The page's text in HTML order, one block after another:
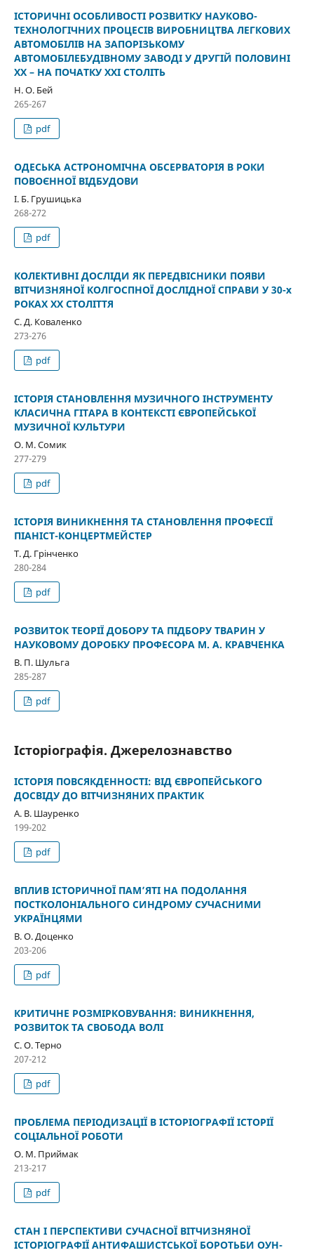
ІСТОРИЧНІ ОСОБЛИВОСТІ РОЗВИТКУ НАУКОВО-
ТЕХНОЛОГІЧНИХ ПРОЦЕСІВ ВИРОБНИЦТВА ЛЕГКОВИХ
АВТОМОБІЛІВ НА ЗАПОРІЗЬКОМУ
АВТОМОБІЛЕБУДІВНОМУ ЗАВОДІ У ДРУГІЙ ПОЛОВИНІ
ХХ – НА ПОЧАТКУ ХХІ СТОЛІТЬ
Н. О. Бей
265-267
pdf
ОДЕСЬКА АСТРОНОМІЧНА ОБСЕРВАТОРІЯ В РОКИ
ПОВОЄННОЇ ВІДБУДОВИ
І. Б. Грушицька
268-272
pdf
КОЛЕКТИВНІ ДОСЛІДИ ЯК ПЕРЕДВІСНИКИ ПОЯВИ
ВІТЧИЗНЯНОЇ КОЛГОСПНОЇ ДОСЛІДНОЇ СПРАВИ У 30-х
РОКАХ ХХ СТОЛІТТЯ
С. Д. Коваленко
273-276
pdf
ІСТОРІЯ СТАНОВЛЕННЯ МУЗИЧНОГО ІНСТРУМЕНТУ
КЛАСИЧНА ГІТАРА В КОНТЕКСТІ ЄВРОПЕЙСЬКОЇ
МУЗИЧНОЇ КУЛЬТУРИ
О. М. Сомик
277-279
pdf
ІСТОРІЯ ВИНИКНЕННЯ ТА СТАНОВЛЕННЯ ПРОФЕСІЇ
ПІАНІСТ-КОНЦЕРТМЕЙСТЕР
Т. Д. Грінченко
280-284
pdf
РОЗВИТОК ТЕОРІЇ ДОБОРУ ТА ПІДБОРУ ТВАРИН У
НАУКОВОМУ ДОРОБКУ ПРОФЕСОРА М. А. КРАВЧЕНКА
В. П. Шульга
285-287
pdf
Історіографія. Джерелознавство
ІСТОРІЯ ПОВСЯКДЕННОСТІ: ВІД ЄВРОПЕЙСЬКОГО
ДОСВІДУ ДО ВІТЧИЗНЯНИХ ПРАКТИК
А. В. Шауренко
199-202
pdf
ВПЛИВ ІСТОРИЧНОЇ ПАМ’ЯТІ НА ПОДОЛАННЯ
ПОСТКОЛОНІАЛЬНОГО СИНДРОМУ СУЧАСНИМИ
УКРАЇНЦЯМИ
В. О. Доценко
203-206
pdf
КРИТИЧНЕ РОЗМІРКОВУВАННЯ: ВИНИКНЕННЯ,
РОЗВИТОК ТА СВОБОДА ВОЛІ
С. О. Терно
207-212
pdf
ПРОБЛЕМА ПЕРІОДИЗАЦІЇ В ІСТОРІОГРАФІЇ ІСТОРІЇ
СОЦІАЛЬНОЇ РОБОТИ
О. М. Приймак
213-217
pdf
СТАН І ПЕРСПЕКТИВИ СУЧАСНОЇ ВІТЧИЗНЯНОЇ
ІСТОРІОГРАФІЇ АНТИФАШИСТСЬКОЇ БОРОТЬБИ ОУН-